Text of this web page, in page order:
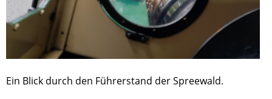
Ein Blick durch den Führerstand der Spreewald.